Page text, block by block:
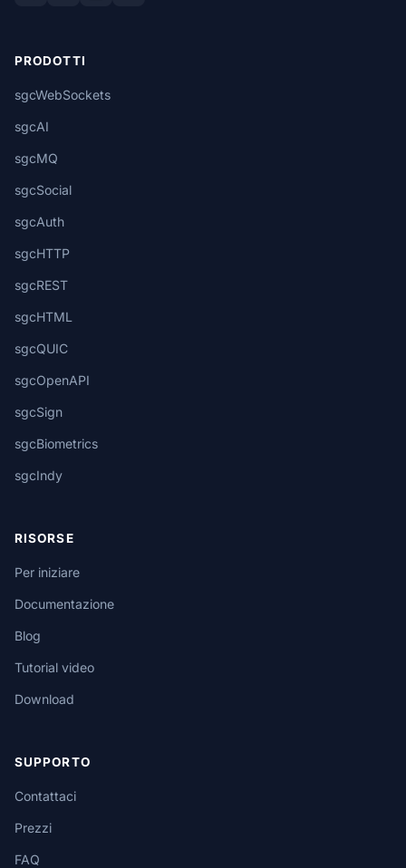
PRODOTTI
sgcWebSockets
sgcAI
sgcMQ
sgcSocial
sgcAuth
sgcHTTP
sgcREST
sgcHTML
sgcQUIC
sgcOpenAPI
sgcSign
sgcBiometrics
sgcIndy
RISORSE
Per iniziare
Documentazione
Blog
Tutorial video
Download
SUPPORTO
Contattaci
Prezzi
FAQ